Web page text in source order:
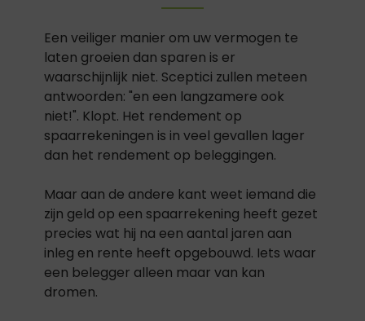
Een veiliger manier om uw vermogen te
laten groeien dan sparen is er
waarschijnlijk niet. Sceptici zullen meteen
antwoorden: "en een langzamere ook
niet!". Klopt. Het rendement op
spaarrekeningen is in veel gevallen lager
dan het rendement op beleggingen.
Maar aan de andere kant weet iemand die
zijn geld op een spaarrekening heeft gezet
precies wat hij na een aantal jaren aan
inleg en rente heeft opgebouwd. Iets waar
een belegger alleen maar van kan
dromen.